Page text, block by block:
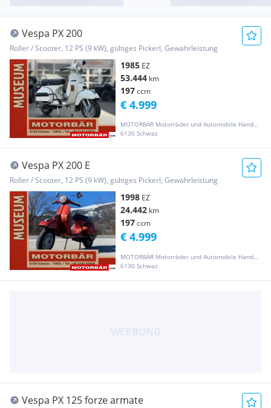
Vespa PX 200
Roller / Scooter, 12 PS (9 kW), gültiges Pickerl, Gewährleistung
1985 EZ
53.444 km
197ccm
MOTORBÄR Motorräder und Automobile Handelsgesellschaft m.b.H.
6130 Schwaz
€ 4.999
Vespa PX 200 E
Roller / Scooter, 12 PS (9 kW), gültiges Pickerl, Gewährleistung
1998 EZ
24.442 km
197ccm
MOTORBÄR Motorräder und Automobile Handelsgesellschaft m.b.H.
6130 Schwaz
€ 4.999
Vespa PX 125 forze armate